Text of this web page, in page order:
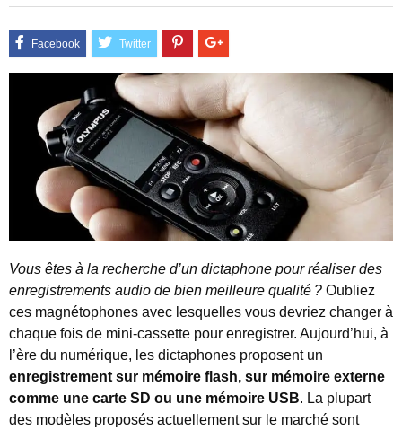
Vous êtes à la recherche d’un dictaphone pour réaliser des
enregistrements audio de bien meilleure qualité ? Oubliez
ces magnétophones avec lesquelles vous devriez changer à
chaque fois de mini-cassette pour enregistrer. Aujourd’hui, à
l’ère du numérique, les dictaphones proposent un
enregistrement sur mémoire flash, sur mémoire externe
comme une carte SD ou une mémoire USB. La plupart
des modèles proposés actuellement sur le marché sont